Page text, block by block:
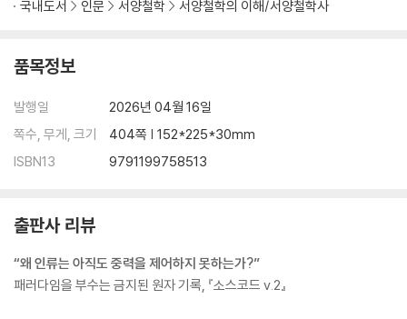
6) 일산화탄소와 탄산염: 강제된 불균형
9) 염화철: 비대칭 구조 속 타협과 균형
11) 암모니아: 회전 운동과 조석 현상
12) 수산화암모늄: 분자들의 왈츠
13) 요소: 생명 코드를 품은 경계
16) 질산칼륨: 스파이크 엇갈림 결합
6. 유기 화합물 속 생명의 기하학
국내도서 인문 서양철학 서양철학의 이해/서양철학사
품목정보
발행일
2026년 04월 16일
쪽수, 무게, 크기
404쪽 | 152*225*30mm
ISBN13
9791199758513
출판사 리뷰
“왜 인류는 아직도 중력을 제어하지 못하는가?”
패러다임을 부수는 금지된 원자 기록, 『소스코드 v.2』